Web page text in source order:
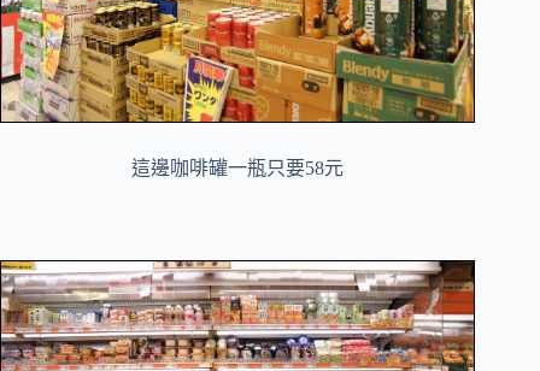
這邊咖啡罐一瓶只要58元